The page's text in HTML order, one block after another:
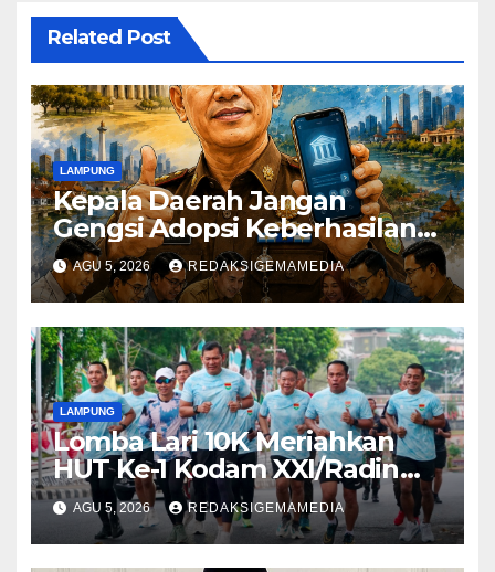
Related Post
LAMPUNG
Kepala Daerah Jangan
Gengsi Adopsi Keberhasilan
Daerah Lain
AGU 5, 2026 REDAKSIGEMAMEDIA
LAMPUNG
Lomba Lari 10K Meriahkan
HUT Ke-1 Kodam XXI/Radin
Inten
AGU 5, 2026 REDAKSIGEMAMEDIA